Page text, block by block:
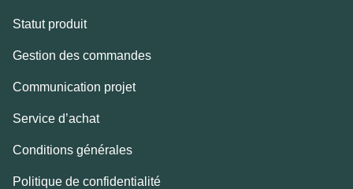
Statut produit
Gestion des commandes
Communication projet
Service d’achat
Conditions générales
Politique de confidentialité